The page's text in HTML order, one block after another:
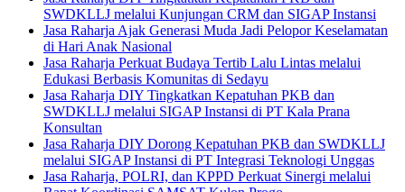
SWDKLLJ melalui Kunjungan CRM dan SIGAP Instansi
Jasa Raharja Ajak Generasi Muda Jadi Pelopor Keselamatan
di Hari Anak Nasional
Jasa Raharja Perkuat Budaya Tertib Lalu Lintas melalui
Edukasi Berbasis Komunitas di Sedayu
Jasa Raharja DIY Tingkatkan Kepatuhan PKB dan
SWDKLLJ melalui SIGAP Instansi di PT Kala Prana
Konsultan
Jasa Raharja DIY Dorong Kepatuhan PKB dan SWDKLLJ
melalui SIGAP Instansi di PT Integrasi Teknologi Unggas
Jasa Raharja, POLRI, dan KPPD Perkuat Sinergi melalui